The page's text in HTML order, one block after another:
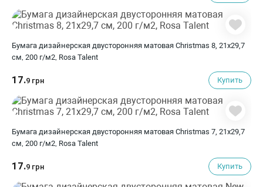
Бумага дизайнерская двусторонняя матовая Christmas 8, 21х29,7
см, 200 г/м2, Rosa Talent
17.9 грн Купить
Бумага дизайнерская двусторонняя матовая Christmas 7, 21х29,7
см, 200 г/м2, Rosa Talent
17.9 грн Купить